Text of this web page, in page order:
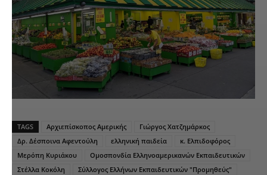
TAGS Αρχιεπίσκοπος Αμερικής
Γιώργος Χατζημάρκος
Δρ. Δέσποινα Αφεντούλη
ελληνική παιδεία
κ. Ελπιδοφόρος
Μερόπη Κυριάκου
Ομοσπονδία Ελληνοαμερικανών Εκπαιδευτικών
Στέλλα Κοκόλη
Σύλλογος Ελλήνων Εκπαιδευτικών "Προμηθεύς"